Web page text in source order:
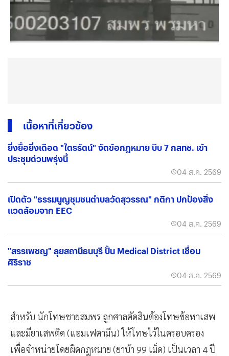
เนื้อหาที่เกี่ยวข้อง
ยิ่งยื้อยิ่งเดือด "ไตรรัตน์" งัดข้อกฎหมาย บีบ 7 กสทช. เข้า
ประชุมด่วนพรุ่งนี้
04 ส.ค. 2569
เปิดตัว "ธรรมนูญชุมชนตำบลวัดสุวรรณ" กติกา ปกป้องสิ่ง
แวดล้อมจาก EEC
04 ส.ค. 2569
"สรรเพชญ" ลุยสถานีธนบุรี ปั้น Medical District เชื่อม
ศิริราช
04 ส.ค. 2569
สำหรับ นักโทษชายสมพร ถูกศาลตัดสินต้องโทษข้อหาเสพ
และมียาเสพติด (แอมเฟตามีน) ให้โทษไว้ในครอบครอง
เพื่อจำหน่ายโดยผิดกฎหมาย (ยาบ้า 99 เม็ด) เป็นเวลา 4 ปี